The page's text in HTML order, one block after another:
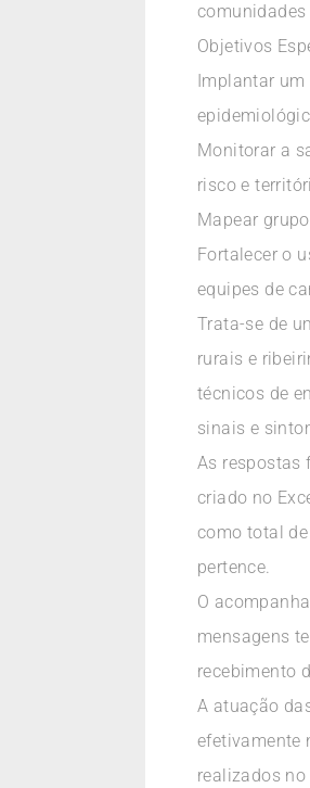
comunidades
Objetivos
Implantar
Monitorar a
risco e
Mapear
Fortalecer o
equipes de
Trata-se de
rurais e
técnicos de
sinais e
As respostas
criado no
como total
pertence.
O
mensagens
recebimento
A atuação
efetivamente
realizados